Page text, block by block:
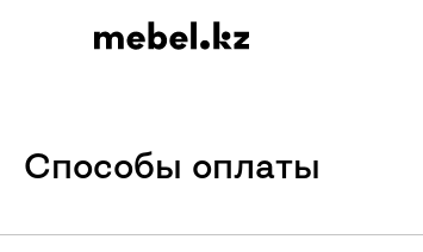
Способы оплаты